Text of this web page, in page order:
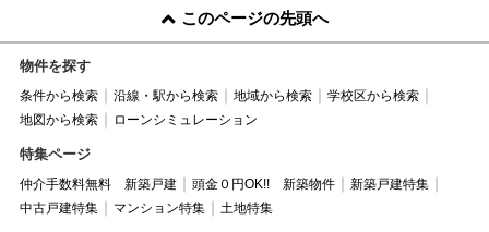
このページの先頭へ
物件を探す
条件から検索 沿線・駅から検索 地域から検索
学校区から検索
地図から検索
ローンシミュレーション
特集ページ
仲介手数料無料 新築戸建 頭金０円OK!! 新築物件
新築戸建特集
中古戸建特集
マンション特集 土地特集